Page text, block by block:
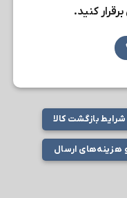
کنید.
شرایط بازگشت کالا
ارسال